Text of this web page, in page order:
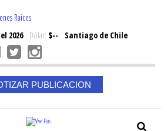
Raices
2026Dólar: $--
Santiago de Chile
PUBLICACION